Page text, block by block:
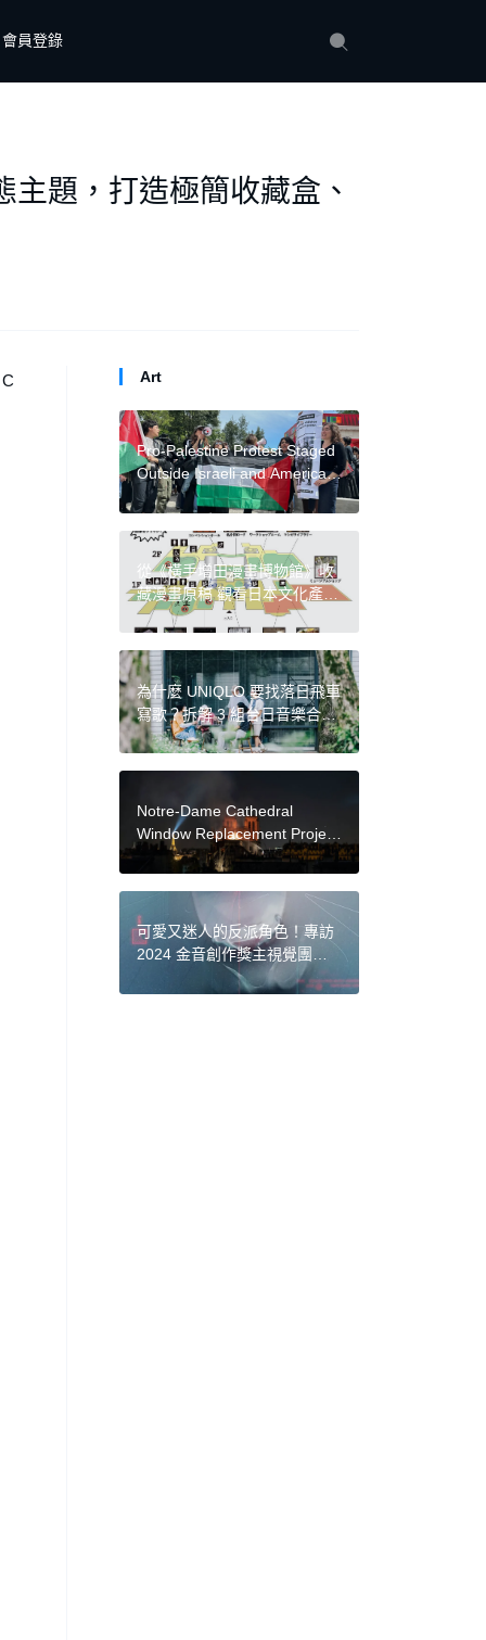
會員登錄
題，打造極簡收藏盒、
Art
Pro-Palestine Protest Staged
Outside Israeli and American
Pavilions at Venice Biennale
從《橫手增田漫畫博物館》收
藏漫畫原稿 觀看日本文化產業
的保存與研究
為什麼 UNIQLO 要找落日飛車
寫歌？拆解 3 組台日音樂合
作，揭秘服飾品牌的創意思考
Notre-Dame Cathedral
Window Replacement Project
Defiantly Moves Forward
可愛又迷人的反派角色！專訪
2024 金音創作獎主視覺團隊
吳建龍、畢展熒、導演 ALX，
讓新世代吶喊擲地有聲